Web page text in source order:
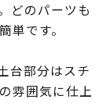
どのパーツも
単です。
台部分はスチ
雰囲気に仕上